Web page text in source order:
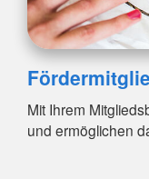
Mit Ihrem
und ermöglichen